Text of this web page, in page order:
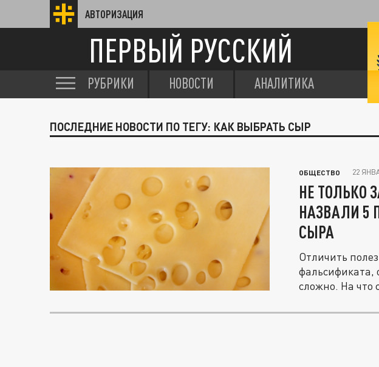
АВТОРИЗАЦИЯ
ПЕРВЫЙ РУССКИЙ
РУБРИКИ НОВОСТИ АНАЛИТИКА
ПОСЛЕДНИЕ НОВОСТИ ПО ТЕГУ: КАК ВЫБРАТЬ СЫР
ОБЩЕСТВО 22
НЕ ТОЛЬКО
НАЗВАЛИ 5
СЫРА
Отличить
фальсификата,
сложно. На что